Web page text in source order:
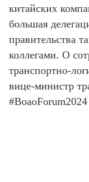
китайских
большая
правительства
коллегами. О
транспортно-
вице-министр